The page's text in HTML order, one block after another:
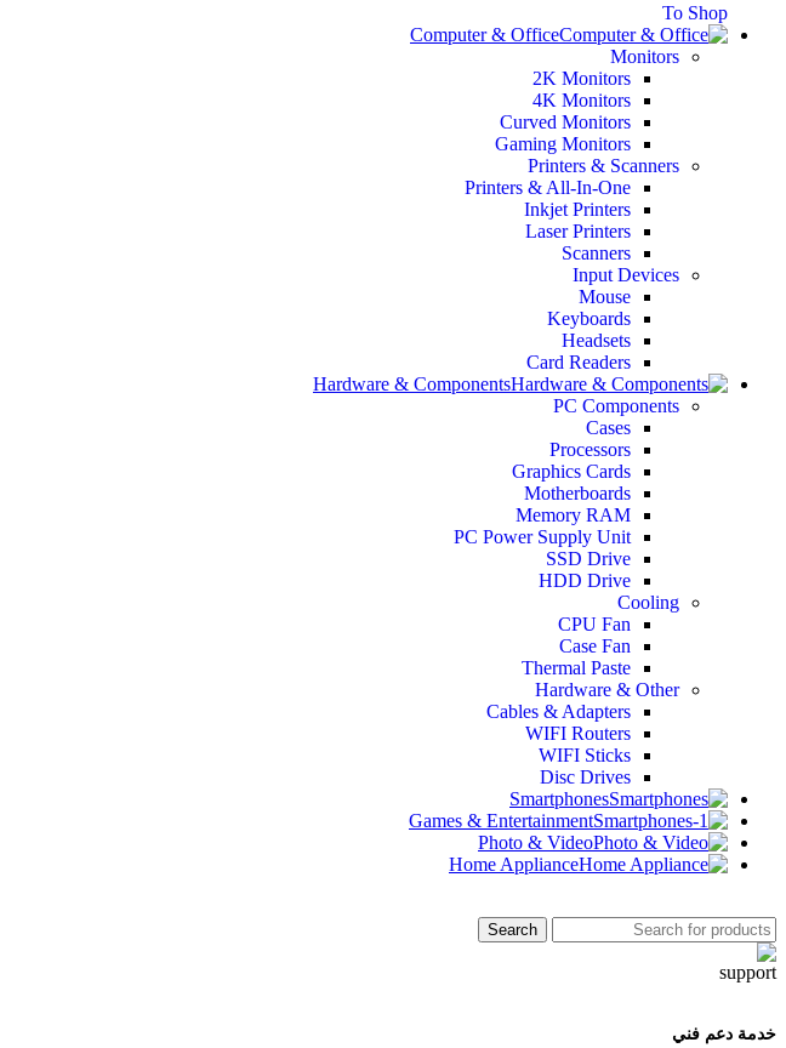
To Shop
Computer & Office
Monitors
2K Monitors
4K Monitors
Curved Monitors
Gaming Monitors
Printers & Scanners
Printers & All-In-One
Inkjet Printers
Laser Printers
Scanners
Input Devices
Mouse
Keyboards
Headsets
Card Readers
Hardware & Components
PC Components
Cases
Processors
Graphics Cards
Motherboards
Memory RAM
PC Power Supply Unit
SSD Drive
HDD Drive
Cooling
CPU Fan
Case Fan
Thermal Paste
Hardware & Other
Cables & Adapters
WIFI Routers
WIFI Sticks
Disc Drives
Smartphones
Games & Entertainment
Photo & Video
Home Appliance
Search
خدمة دعم فني